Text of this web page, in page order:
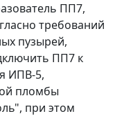
ПП7,
требований
пузырей,
ПП7 к
ИПВ-5,
пломбы
при этом